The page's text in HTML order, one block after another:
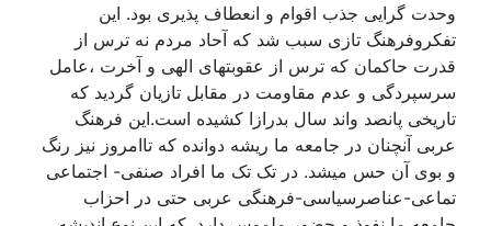
وحدت گرایی جذب اقوام و انعطاف پذیری بود. این
تفکروفرهنگ تازی سبب شد که آحاد مردم نه ترس از
قدرت حاکمان که ترس از عقوبتهای الهی و آخرت ،عامل
سرسپردگی و عدم مقاومت در مقابل تازیان گردید که
تاریخی پانصد واند سال بدرازا کشیده است.این فرهنگ
عربی آنچنان در جامعه ما ریشه دوانده که تاامروز نیز رنگ
و بوی آن حس میشد. در تک تک ما افراد صنفی- اجتماعی
تماعی-عناصرسیاسی-فرهنگی عربی حتی در احزاب